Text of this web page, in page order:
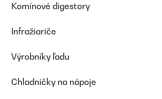
Komínové digestory
Infražiariče
Výrobníky ľadu
Chladničky na nápoje